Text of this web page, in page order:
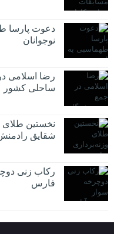
دعوت پارسا
نوجوانان
رضا اسلامی
ساحلی کشور
نخستین طلای
شقایق
رکاب زنی
فارس